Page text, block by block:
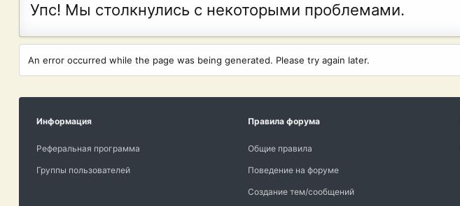
Упс! Мы столкнулись с некоторыми проблемами.
An error occurred while the page was being generated. Please try again later.
Информация
Реферальная программа
Группы пользователей
Правила форума
Общие правила
Поведение на форуме
Создание тем/сообщений